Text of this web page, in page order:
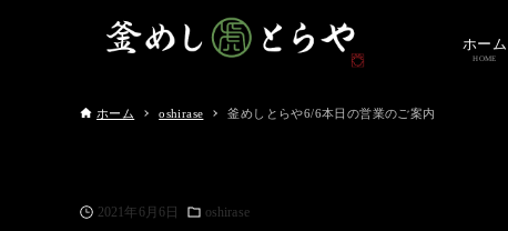
ホーム
HOME
ホーム oshirase 釜めしとらや6/6本日の営業のご案内
2021年6月6日 oshirase